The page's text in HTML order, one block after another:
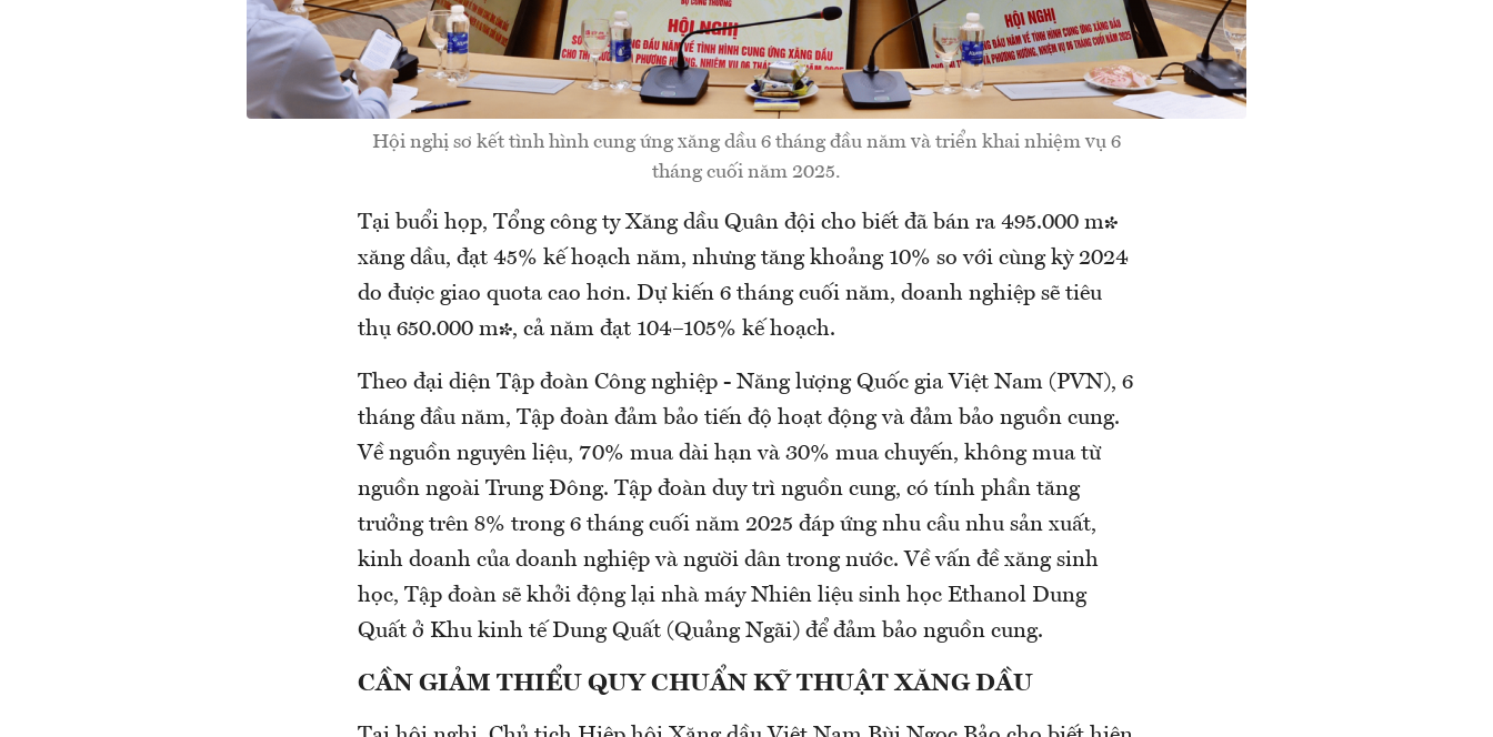
Hội nghị sơ kết tình hình cung ứng xăng dầu 6 tháng đầu năm và triển khai nhiệm vụ 6
tháng cuối năm 2025.
Tại buổi họp, Tổng công ty Xăng dầu Quân đội cho biết đã bán ra 495.000 m³
xăng dầu, đạt 45% kế hoạch năm, nhưng tăng khoảng 10% so với cùng kỳ 2024
do được giao quota cao hơn. Dự kiến 6 tháng cuối năm, doanh nghiệp sẽ tiêu
thụ 650.000 m³, cả năm đạt 104–105% kế hoạch.
Theo đại diện Tập đoàn Công nghiệp - Năng lượng Quốc gia Việt Nam (PVN), 6
tháng đầu năm, Tập đoàn đảm bảo tiến độ hoạt động và đảm bảo nguồn cung.
Về nguồn nguyên liệu, 70% mua dài hạn và 30% mua chuyến, không mua từ
nguồn ngoài Trung Đông. Tập đoàn duy trì nguồn cung, có tính phần tăng
trưởng trên 8% trong 6 tháng cuối năm 2025 đáp ứng nhu cầu nhu sản xuất,
kinh doanh của doanh nghiệp và người dân trong nước. Về vấn đề xăng sinh
học, Tập đoàn sẽ khởi động lại nhà máy Nhiên liệu sinh học Ethanol Dung
Quất ở Khu kinh tế Dung Quất (Quảng Ngãi) để đảm bảo nguồn cung.
CẦN GIẢM THIỂU QUY CHUẨN KỸ THUẬT XĂNG DẦU